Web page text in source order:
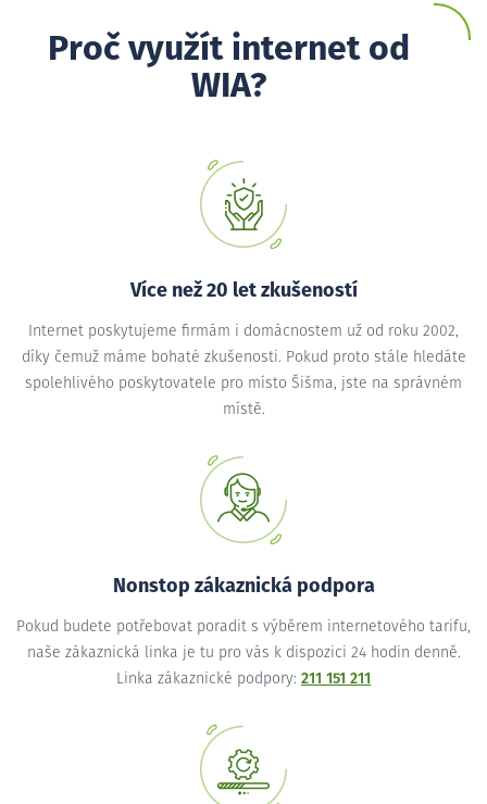
Proč využít internet od
WIA?
Více než 20 let zkušeností
Internet poskytujeme firmám i domácnostem už od roku 2002,
díky čemuž máme bohaté zkušenosti. Pokud proto stále hledáte
spolehlivého poskytovatele pro místo Šišma, jste na správném
místě.
Nonstop zákaznická podpora
Pokud budete potřebovat poradit s výběrem internetového tarifu,
naše zákaznická linka je tu pro vás k dispozici 24 hodin denně.
Linka zákaznické podpory: 211 151 211